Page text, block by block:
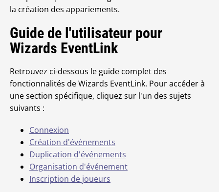
la création des appariements.
Guide de l'utilisateur pour
Wizards EventLink
Retrouvez ci-dessous le guide complet des
fonctionnalités de Wizards EventLink. Pour accéder à
une section spécifique, cliquez sur l'un des sujets
suivants :
Connexion
Création d'événements
Duplication d'événements
Organisation d'événement
Inscription de joueurs